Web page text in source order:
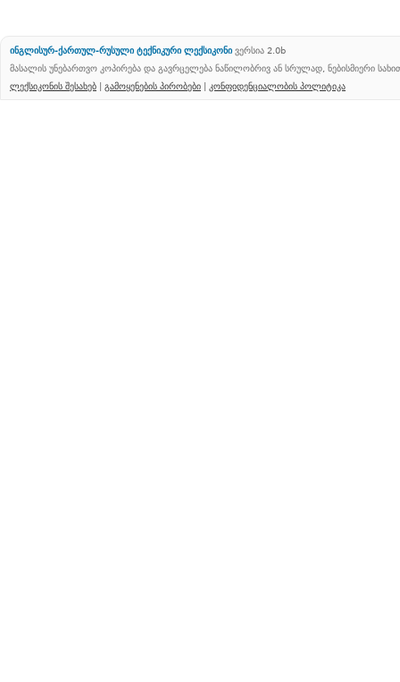
ინგლისურ-ქართულ-რუსული ტექნიკური ლექსიკონი ვერსია 2.0b
მასალის უნებართვო კოპირება და გავრცელება ნაწილობრივ ან სრულად, ნებისმიერი
ლექსიკონის შესახებ | გამოყენების პირობები | კონფიდენციალობის პოლიტიკა